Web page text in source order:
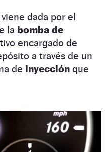
dada por el
la bomba de
encargado de
a través de un
de inyección que